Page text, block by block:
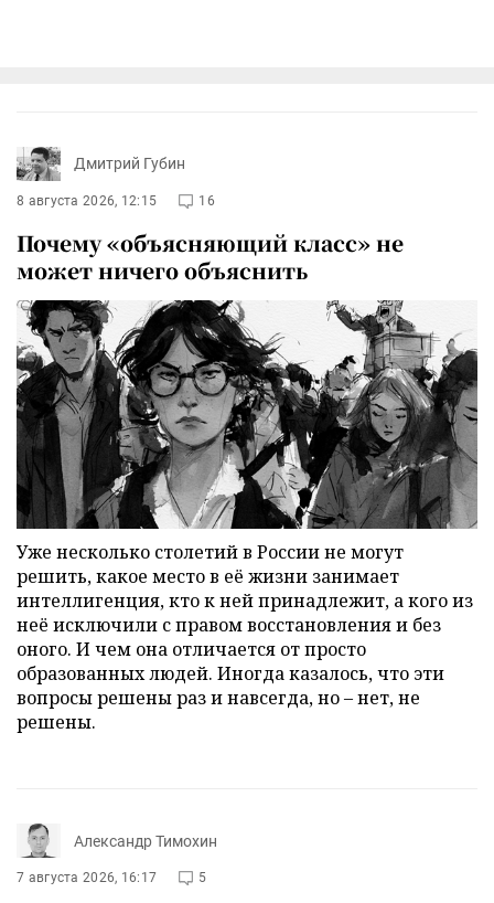
Дмитрий Губин
8 августа 2026, 12:15 16
Почему «объясняющий класс» не
может ничего объяснить
Уже несколько столетий в России не могут
решить, какое место в её жизни занимает
интеллигенция, кто к ней принадлежит, а кого из
неё исключили с правом восстановления и без
оного. И чем она отличается от просто
образованных людей. Иногда казалось, что эти
вопросы решены раз и навсегда, но – нет, не
решены.
Александр Тимохин
7 августа 2026, 16:17 5